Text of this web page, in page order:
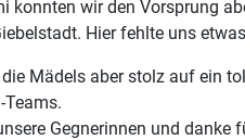
konnten wir den Vorsprung
Hier fehlte uns
Mädels aber stolz auf ein
Teams.
Gegnerinnen und